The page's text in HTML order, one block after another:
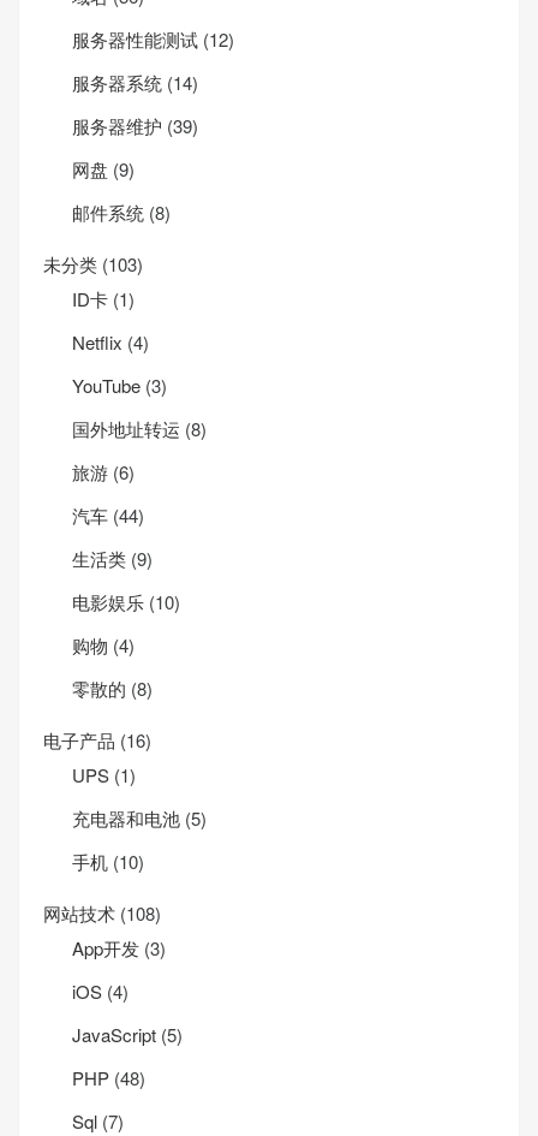
服务器性能测试 (12)
服务器系统 (14)
服务器维护 (39)
网盘 (9)
邮件系统 (8)
未分类 (103)
ID卡 (1)
Net­flix (4)
YouTube (3)
国外地址转运 (8)
旅游 (6)
汽车 (44)
生活类 (9)
电影娱乐 (10)
购物 (4)
零散的 (8)
电子产品 (16)
UPS (1)
充电器和电池 (5)
手机 (10)
网站技术 (108)
App开发 (3)
iOS (4)
JavaScript (5)
PHP (48)
Sql (7)